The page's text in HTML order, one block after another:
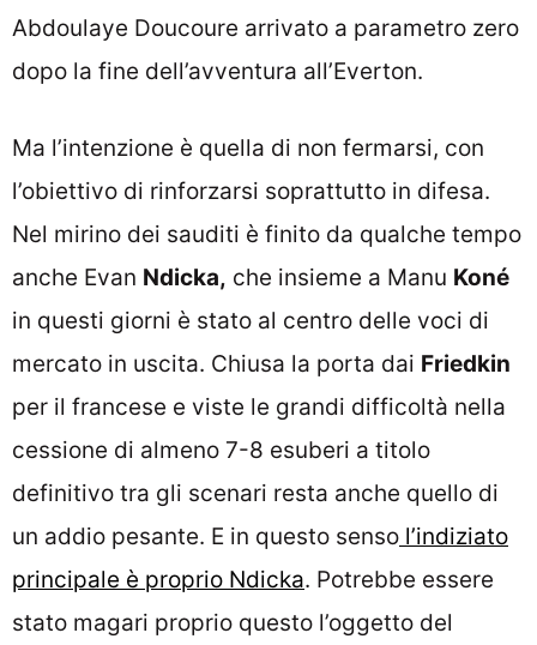
Abdoulaye Doucoure arrivato a parametro zero
dopo la fine dell’avventura all’Everton.
Ma l’intenzione è quella di non fermarsi, con
l’obiettivo di rinforzarsi soprattutto in difesa.
Nel mirino dei sauditi è finito da qualche tempo
anche Evan Ndicka, che insieme a Manu Koné
in questi giorni è stato al centro delle voci di
mercato in uscita. Chiusa la porta dai Friedkin
per il francese e viste le grandi difficoltà nella
cessione di almeno 7-8 esuberi a titolo
definitivo tra gli scenari resta anche quello di
un addio pesante. E in questo senso l’indiziato
principale è proprio Ndicka. Potrebbe essere
stato magari proprio questo l’oggetto del